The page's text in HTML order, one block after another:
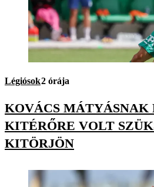
Légiósok2 órája
KOVÁCS MÁTYÁSNAK
KITÉRŐRE VOLT
KITÖRJÖN